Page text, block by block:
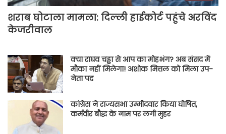
शराब घोटाला मामला: दिल्ली हाईकोर्ट पहुंचे अरविंद
केजरीवाल
क्या राघव चड्ढा से आप का मोहभंग? अब संसद में
मौका नहीं मिलेगा! अशोक मित्तल को मिला उप-
नेता पद
कांग्रेस ने राज्यसभा उम्मीदवार किया घोषित,
कर्मवीर बौद्ध के नाम पर लगी मुहर